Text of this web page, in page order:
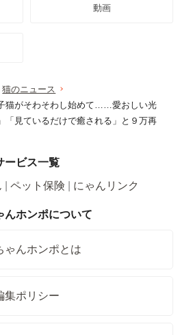
動画
猫のニュース
猫がそわそわし始めて……愛おしい光
「見ているだけで癒される」と９万再
ービス一覧
ペット保険 にゃんリンク
んホンポについて
ゃんホンポとは
集ポリシー